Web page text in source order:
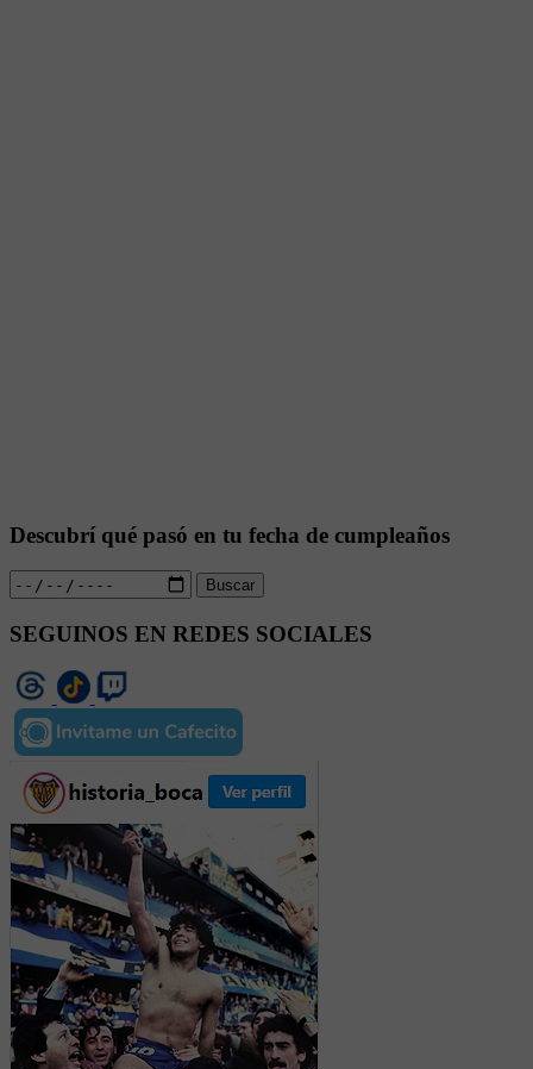
Descubrí qué pasó en tu fecha de cumpleaños
Buscar
SEGUINOS EN REDES SOCIALES